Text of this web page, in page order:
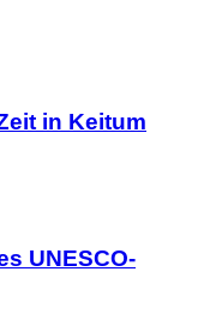
in Keitum
UNESCO-